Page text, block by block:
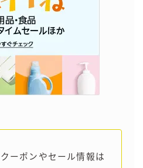
ーポンやセール情報は